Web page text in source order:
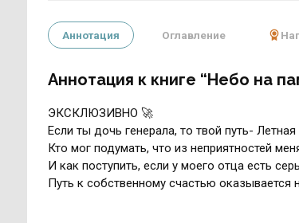
Аннотация Оглавление
Аннотация к книге “Небо на
ЭКСКЛЮЗИВНО 🚀
Если ты дочь генерала, то твой путь-
Кто мог подумать, что из неприятностей
И как поступить, если у моего отца есть
Путь к собственному счастью оказывается